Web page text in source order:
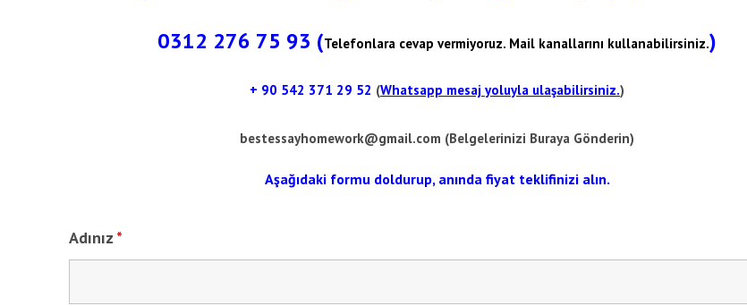
0312 276 75 93 (Telefonlara cevap vermiyoruz. Mail kanallarını kullanabilirsiniz.)
+ 90 542 371 29 52 (Whatsapp mesaj yoluyla ulaşabilirsiniz.)
bestessayhomework@gmail.com (Belgelerinizi Buraya Gönderin)
Aşağıdaki formu doldurup, anında fiyat teklifinizi alın.
Adınız *